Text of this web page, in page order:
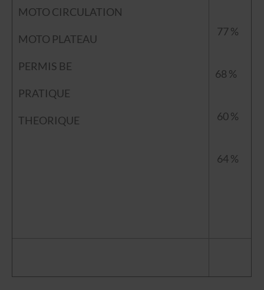
MOTO CIRCULATION
MOTO PLATEAU
PERMIS BE
PRATIQUE
THEORIQUE
77 %
68 %
60 %
64 %